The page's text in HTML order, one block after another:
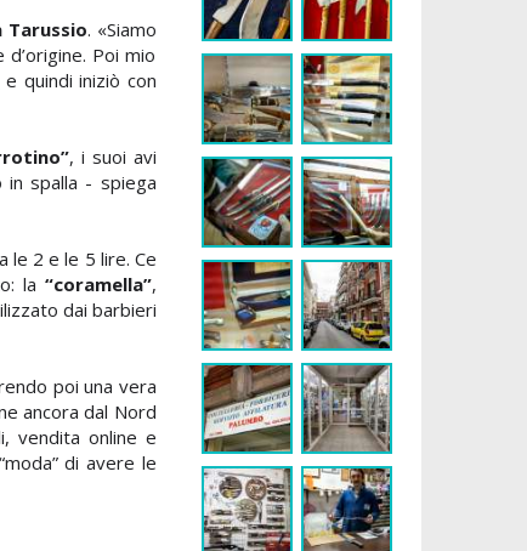
Tarussio. «Siamo
Poi mio
e quindi iniziò con
, i suoi avi
in spalla - spiega
le 2 e le 5 lire. Ce
:la “coramella”,
dai barbieri
poi una vera
ancora dal Nord
vendita online e
di avere le